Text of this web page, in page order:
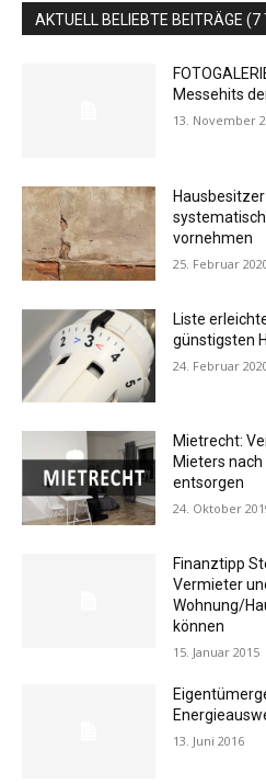
AKTUELL BELIEBTE BEITRÄGE (7
Messehits
13. November
vornehmen
25. Februar
Liste
günstigsten
24. Februar
Mietrecht:
Mieters
entsorgen
24. Oktober
Finanztipp
Vermieter
Wohnung/
können
15. Januar 2015
13. Juni 2016